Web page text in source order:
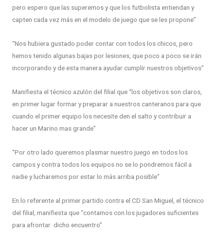
pero espero que las superemos y que los futbolista entiendan y
capten cada vez más en el modelo de juego que se les propone”
“Nos hubiera gustado poder contar con todos los chicos, pero
hemos tenido algunas bajas por lesiones, que poco a poco se irán
incorporando y de esta manera ayudar cumplir nuestros objetivos”
Manifiesta el técnico azulón del filial que “los objetivos son claros,
en primer lugar formar y preparar a nuestros canteranos para que
cuando el primer equipo los necesite den el salto y contribuir a
hacer un Marino mas grande”
“Por otro lado queremos plasmar nuestro juego en todos los
campos y contra todos los equipos no se lo pondremos fácil a
nadie y lucharemos por estar lo más arriba posible”
En lo referente al primer partido contra el CD San Miguel, el técnico
del filial, manifiesta que “contamos con los jugadores suficientes
para afrontar dicho encuentro”